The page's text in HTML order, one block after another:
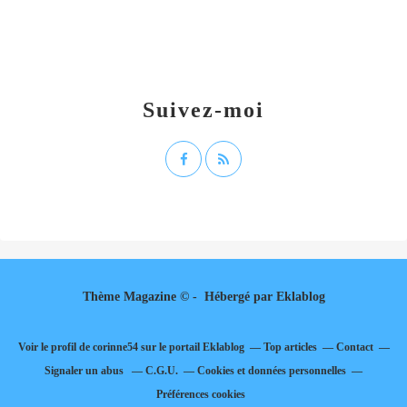
Suivez-moi
Thème Magazine © - Hébergé par Eklablog
Voir le profil de corinne54sur le portail Eklablog Top articles
Contact
Signaler un abus
C.G.U.
Cookies et données personnelles
Préférences cookies